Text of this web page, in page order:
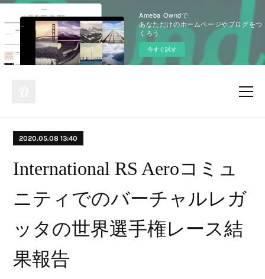
Ameba Owndで
あなただけのホームページやブログをつ
くろう
今すぐ試す
2020.05.08 13:40
International RS Aeroコミュ
ニティでのバーチャルレガ
ッタの世界選手権レース結
果報告